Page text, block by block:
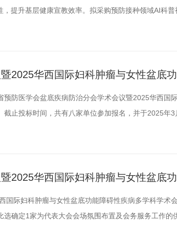
提升基层健康宣教效率。拟采购预防接种领域AI科普
选公司资格要求（一）投标人须提供以下资格材料：
2025华西国际妇科肿瘤与女性盆底
防医学会盆底疾病防治分会学术会议暨2025华西国
止投标时间，共有八家单位参加报名，并于2025年3
公示期为3个工作日（3月21日——3月25日），如对以
2025华西国际妇科肿瘤与女性盆底
际妇科肿瘤与女性盆底功能障碍性疾病多学科学术
确定1家为代表大会会场氛围布置及会务服务工作的
求(一)入选四川省预防医学会活动服务机构库的公司/